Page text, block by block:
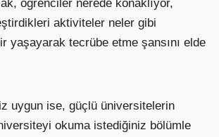
öğrenciler nerede konaklıyor,
aktiviteler neler gibi
yaşayarak tecrübe etme şansını elde
uygun ise, güçlü üniversitelerin
okuma istediğiniz bölümle